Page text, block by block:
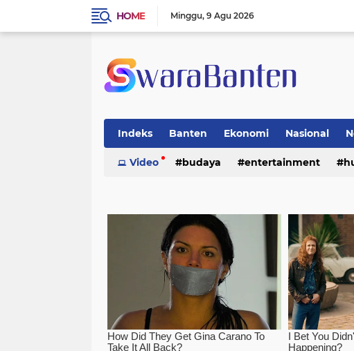
HOME Minggu 9 Agu 2026
Indeks Banten Ekonomi Nasional
Video budaya entertainment